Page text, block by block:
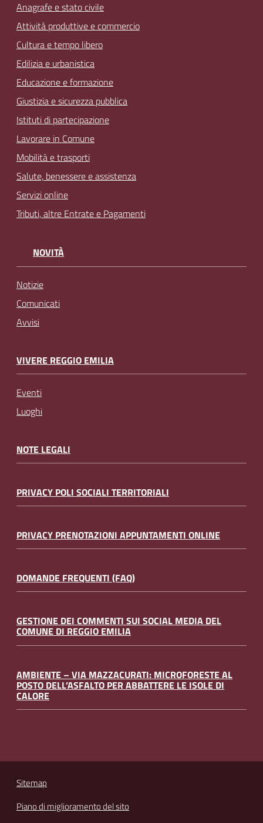
Anagrafe e stato civile
Attività produttive e commercio
Cultura e tempo libero
Edilizia e urbanistica
Educazione e formazione
Giustizia e sicurezza pubblica
Istituti di partecipazione
Lavorare in Comune
Mobilità e trasporti
Salute, benessere e assistenza
Servizi online
Tributi, altre Entrate e Pagamenti
NOVITÀ
Notizie
Comunicati
Avvisi
VIVERE REGGIO EMILIA
Eventi
Luoghi
NOTE LEGALI
PRIVACY POLI SOCIALI TERRITORIALI
PRIVACY PRENOTAZIONI APPUNTAMENTI ONLINE
DOMANDE FREQUENTI (FAQ)
GESTIONE DEI COMMENTI SUI SOCIAL MEDIA DEL
COMUNE DI REGGIO EMILIA
AMBIENTE – VIA MAZZACURATI: MICROFORESTE AL
POSTO DELL’ASFALTO PER ABBATTERE LE ISOLE DI
CALORE
Sitemap
Piano di miglioramento del sito